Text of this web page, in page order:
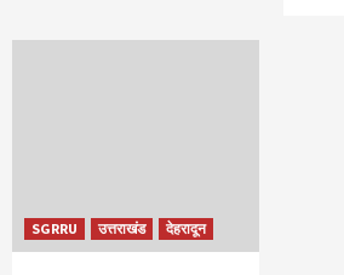
SGRRU उत्तराखंड देहरादून